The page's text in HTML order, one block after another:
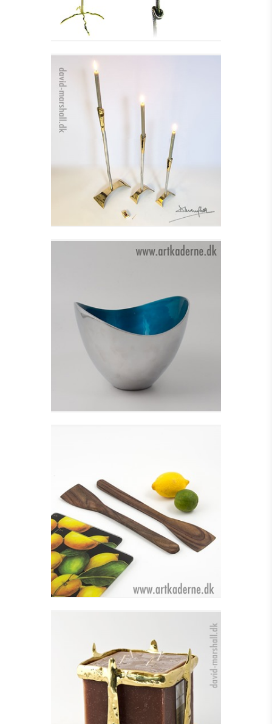
LYSESTAGE MEDIAVAL
CANDELABRA I
Se detajler
ALUMINIUM SKÅL,
TURKIS - HØJ
SPADEFORMET
SALATBESTIK
Se detajler
LYSESTAGE TIL
BLOKLYS - SQUARE
Se detajler